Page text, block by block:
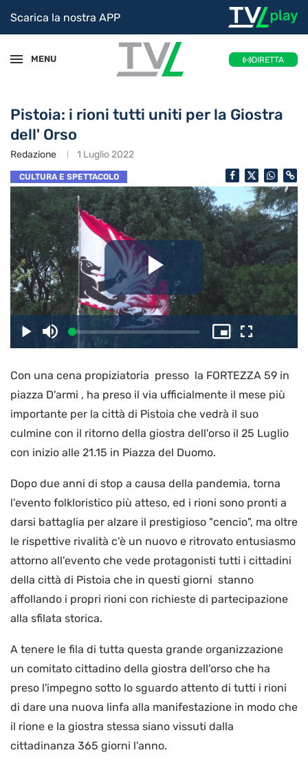
Scarica la nostra APP
MENU DIRETTA
Pistoia: i rioni tutti uniti per la Giostra
dell' Orso
Redazione 1 Luglio 2022
CULTURA E SPETTACOLO
il
video
PlayDisattiva
l’audio
Caricato:
3.07%
Picture-
in-
Schermo
intero
Con una cena propiziatoria presso la FORTEZZA 59 in
piazza D'armi , ha preso il via ufficialmente il mese più
importante per la città di Pistoia che vedrà il suo
culmine con il ritorno della giostra dell'orso il 25 Luglio
con inizio alle 21.15 in Piazza del Duomo.
Dopo due anni di stop a causa della pandemia, torna
l'evento folkloristico più atteso, ed i rioni sono pronti a
darsi battaglia per alzare il prestigioso "cencio", ma oltre
le rispettive rivalità c'è un nuovo e ritrovato entusiasmo
attorno all'evento che vede protagonisti tutti i cittadini
della città di Pistoia che in questi giorni stanno
affollando i propri rioni con richieste di partecipazione
alla sfilata storica.
A tenere le fila di tutta questa grande organizzazione
un comitato cittadino della giostra dell'orso che ha
preso l'impegno sotto lo sguardo attento di tutti i rioni
di dare una nuova linfa alla manifestazione in modo che
il rione e la giostra stessa siano vissuti dalla
cittadinanza 365 giorni l'anno.